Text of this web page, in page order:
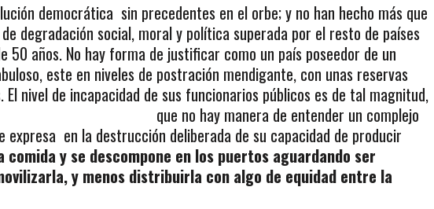
democrática sin precedentes en el orbe; y no han hecho más que
degradación social, moral y política superada por el resto de países
50 años. No hay forma de justificar como un país poseedor de un
este en niveles de postración mendigante, con unas reservas
nivel de incapacidad de sus funcionarios públicos es de tal magnitud,
que no hay manera de entender un complejo
en la destrucción deliberada de su capacidad de producir
comida y se descompone en los puertos aguardando ser
y menos distribuirla con algo de equidad entre la